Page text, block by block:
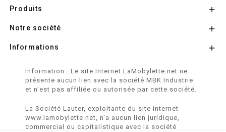
Produits 
Notre société 
Informations 
Information : Le site Internet LaMobylette.net ne
présente aucun lien avec la société MBK Industrie
et n'est pas affiliée ou autorisée par cette société.
La Société Lauter, exploitante du site internet
www.lamobylette.net, n'a aucun lien juridique,
commercial ou capitalistique avec la société